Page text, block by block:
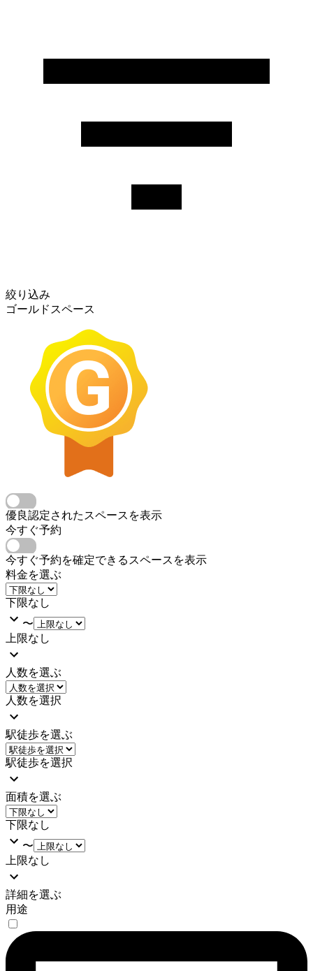
絞り込み
ゴールドスペース
優良認定されたスペースを表示
今すぐ予約
今すぐ予約を確定できるスペースを表示
料金を選ぶ
下限なし
〜
上限なし
人数を選ぶ
人数を選択
駅徒歩を選ぶ
駅徒歩を選択
面積を選ぶ
下限なし
〜
上限なし
詳細を選ぶ
用途